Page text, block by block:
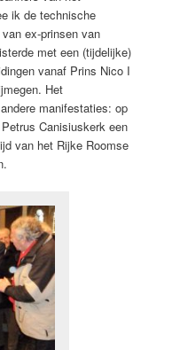
ik de technische
ex-prinsen van
met een (tijdelijke)
vanaf Prins Nico I
Het
manifestaties: op
Canisiuskerk een
van het Rijke Roomse